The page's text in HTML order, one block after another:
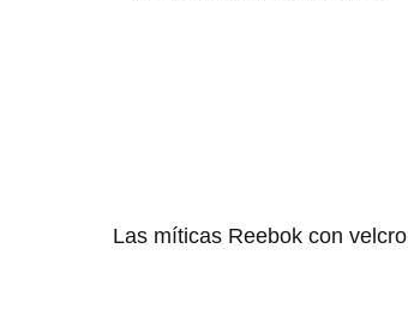
Las míticas Reebok con velcro